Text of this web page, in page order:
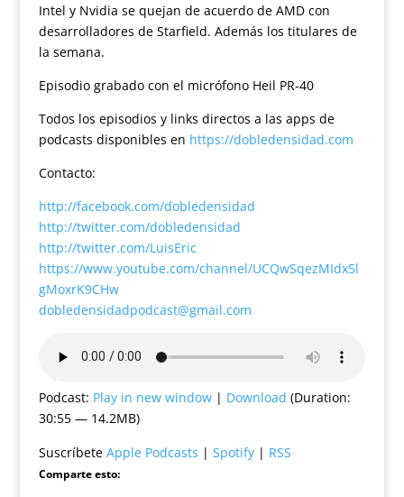
Intel y Nvidia se quejan de acuerdo de AMD con
desarrolladores de Starfield. Además los titulares de
la semana.
Episodio grabado con el micrófono Heil PR-40
Todos los episodios y links directos a las apps de
podcasts disponibles en https://dobledensidad.com
Contacto:
http://facebook.com/dobledensidad
http://twitter.com/dobledensidad
http://twitter.com/LuisEric
https://www.youtube.com/channel/UCQwSqezMIdx5l
gMoxrK9CHw
dobledensidadpodcast@gmail.com
Podcast: Play in new window| Download (Duration:
30:55 — 14.2MB)
Suscríbete Apple Podcasts | Spotify| RSS
Comparte esto: